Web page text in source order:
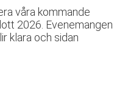
våra kommande
2026. Evenemangen
klara och sidan